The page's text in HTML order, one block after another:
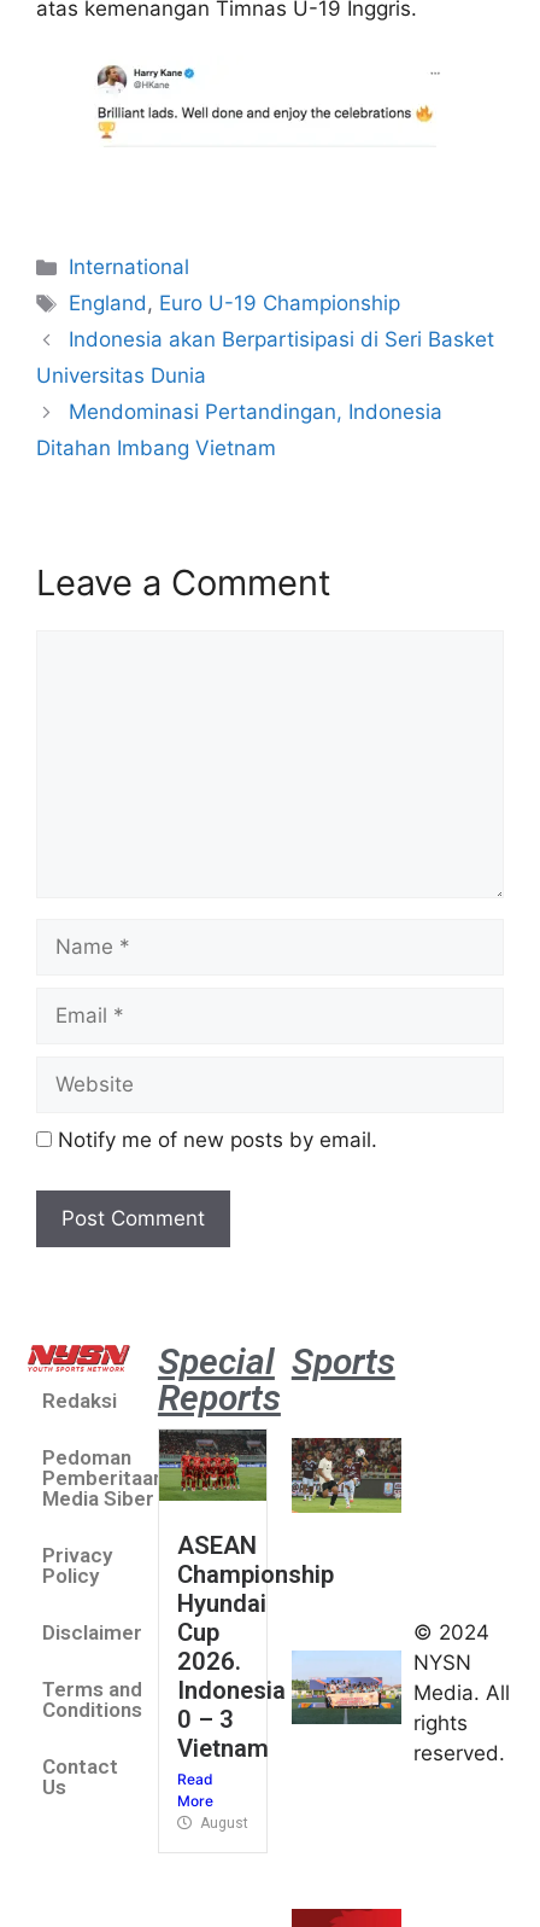
atas kemenangan Timnas U-19 Inggris.
International
England, Euro U-19 Championship
Indonesia akan Berpartisipasi di Seri Basket
Universitas Dunia
Mendominasi Pertandingan, Indonesia
Ditahan Imbang Vietnam
Leave a Comment
Notify me of new posts by email.
Redaksi
Pedoman
Pemberitaan
Media Siber
Privacy
Policy
Disclaimer
Terms and
Conditions
Contact
Us
Special
Reports
ASEAN
Championship
Hyundai
Cup
2026.
Indonesia
0 – 3
Vietnam
Read
More
August 4, 2026
Sports
umum
Kejurnas
Panahan
Junior di
Kudus
© 2024
NYSN
Media. All
rights
reserved.